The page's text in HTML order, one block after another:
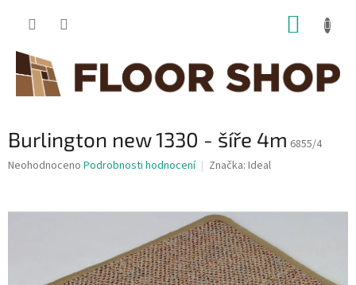
Burlington new 1330 - šíře 4m 6855/4
Průměrné
je
Neohodnoceno Podrobnosti hodnocení Značka: Ideal